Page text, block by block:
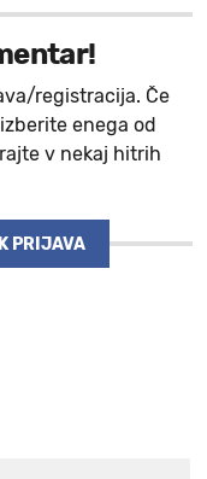
registracija. Če
enega od
v nekaj hitrih
PRIJAVA